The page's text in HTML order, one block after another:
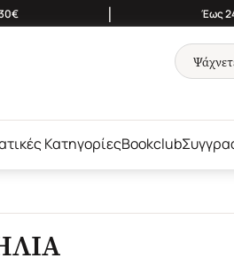
| Έως
ΚατηγορίεςBookclub